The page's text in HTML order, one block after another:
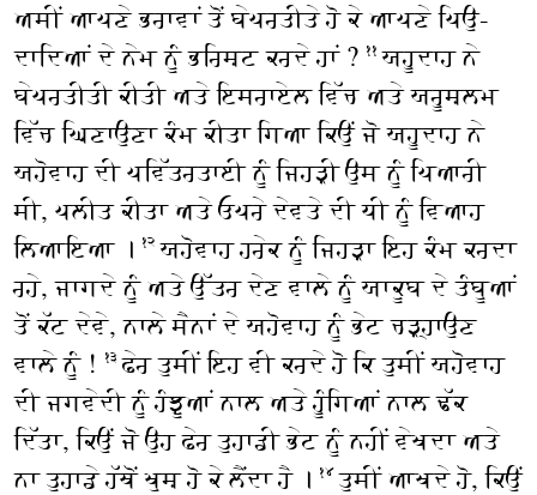
ਅਸੀਂ ਆਪਣੇ ਭਰਾਵਾਂ ਤੋਂ ਬੇਪਰਤੀਤੇ ਹੋ ਕੇ ਆਪਣੇ ਪਿਉ-
ਦਾਦਿਆਂ ਦੇ ਨੇਮ ਨੂੰ ਭਰਿਸ਼ਟ ਕਰਦੇ ਹਾਂ ? ੧੧ਯਹੂਦਾਹ ਨੇ
ਬੇਪਰਤੀਤੀ ਕੀਤੀ ਅਤੇ ਇਸਰਾਏਲ ਵਿੱਚ ਅਤੇ ਯਰੂਸ਼ਲਮ
ਵਿੱਚ ਘਿਣਾਉਣਾ ਕੰਮ ਕੀਤਾ ਗਿਆ ਕਿਉਂ ਜੋ ਯਹੂਦਾਹ ਨੇ
ਯਹੋਵਾਹ ਦੀ ਪਵਿੱਤਰਤਾਈ ਨੂੰ ਜਿਹੜੀ ਉਸ ਨੂੰ ਪਿਆਰੀ
ਸੀ, ਪਲੀਤ ਕੀਤਾ ਅਤੇ ਓਪਰੇ ਦੇਵਤੇ ਦੀ ਧੀ ਨੂੰ ਵਿਆਹ
ਲਿਆਇਆ । ੧੨ਯਹੋਵਾਹ ਹਰੇਕ ਨੂੰ ਜਿਹੜਾ ਇਹ ਕੰਮ ਕਰਦਾ
ਰਹੇ, ਜਾਗਦੇ ਨੂੰ ਅਤੇ ਉੱਤਰ ਦੇਣ ਵਾਲੇ ਨੂੰ ਯਾਕੂਬ ਦੇ ਤੰਬੂਆਂ
ਤੋਂ ਕੱਟ ਦੇਵੇ, ਨਾਲੇ ਸੈਨਾਂ ਦੇ ਯਹੋਵਾਹ ਨੂੰ ਭੇਟ ਚੜ੍ਹਾਉਣ
ਵਾਲੇ ਨੂੰ ! ੧੩ਫੇਰ ਤੁਸੀਂ ਇਹ ਵੀ ਕਰਦੇ ਹੋ ਕਿ ਤੁਸੀਂ ਯਹੋਵਾਹ
ਦੀ ਜਗਵੇਦੀ ਨੂੰ ਹੰਝੂਆਂ ਨਾਲ ਅਤੇ ਹੂੰਗਿਆਂ ਨਾਲ ਢੱਕ
ਦਿੱਤਾ, ਕਿਉਂ ਜੋ ਉਹ ਫੇਰ ਤੁਹਾਡੀ ਭੇਟ ਨੂੰ ਨਹੀਂ ਵੇਖਦਾ ਅਤੇ
ਨਾ ਤੁਹਾਡੇ ਹੱਥੋਂ ਖੁਸ਼ ਹੋ ਕੇ ਲੈਂਦਾ ਹੈ । ੧੪ਤੁਸੀਂ ਆਖਦੇ ਹੋ, ਕਿਉਂ